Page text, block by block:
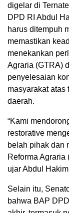
digelar di
DPD RI Abdul
harus ditempuh
memastikan
menekankan
Agraria (GTRA)
penyelesaian
masyarakat atas
daerah.
“Kami
restorative
belah pihak dan
Reforma Agraria
ujar Abdul
Selain itu,
bahwa BAP